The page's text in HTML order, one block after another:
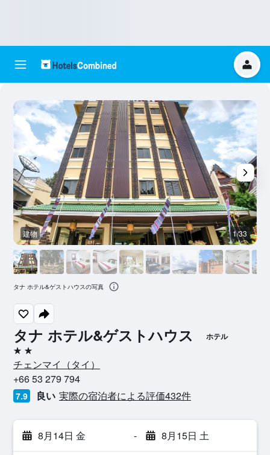
タナ ホテル&ゲストハウス ホテル
2つ星
チェンマイ​（タイ​）​
+66 53 279 794
7.9 良い 実際の宿泊者による評価432​件
8月14日 金 - 8月15日 土
建物 1/33
タナ ホテル&ゲストハウスの写真